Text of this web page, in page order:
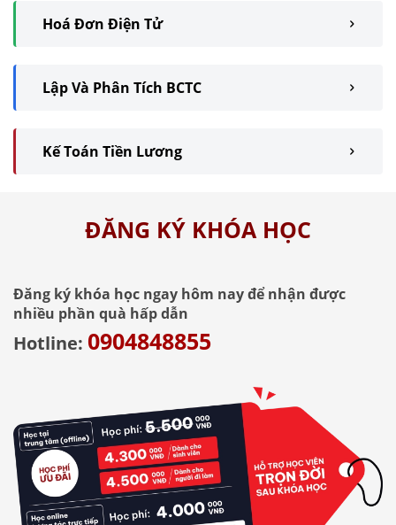
Hoá Đơn Điện Tử
Lập Và Phân Tích BCTC
Kế Toán Tiền Lương
ĐĂNG KÝ KHÓA HỌC
Đăng ký khóa học ngay hôm nay để nhận được
nhiều phần quà hấp dẫn
Hotline: 0904848855